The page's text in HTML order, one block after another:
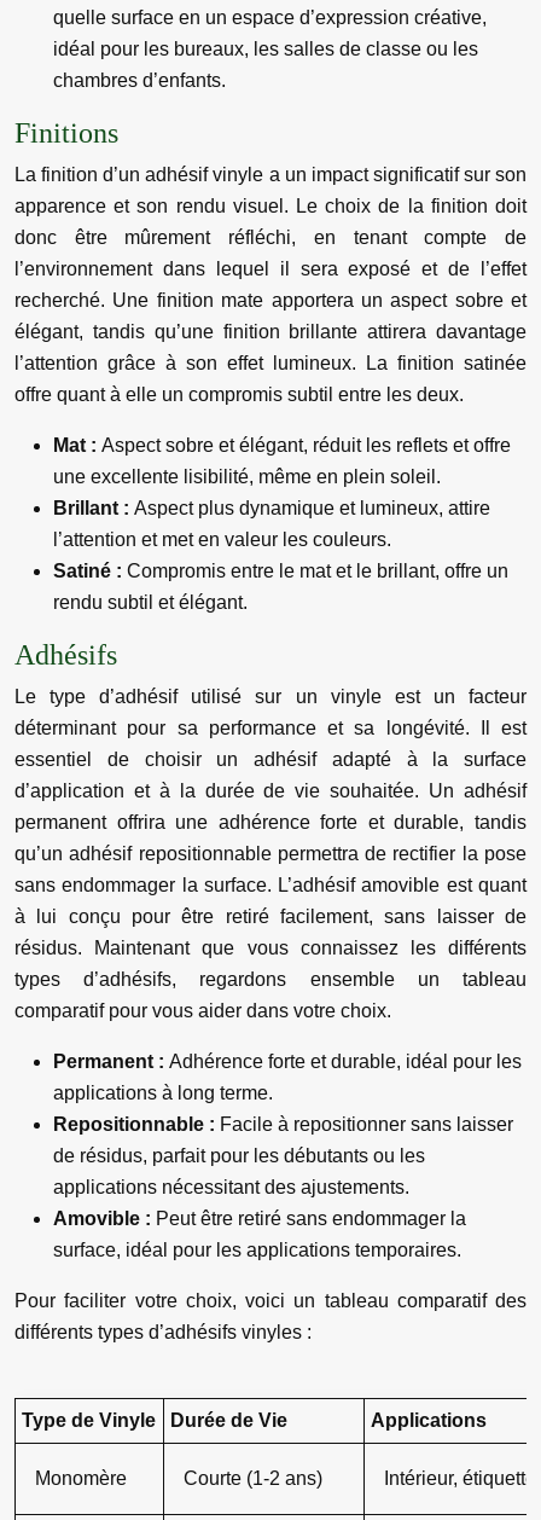
quelle surface en un espace d’expression créative,
idéal pour les bureaux, les salles de classe ou les
chambres d’enfants.
Finitions
La finition d’un adhésif vinyle a un impact significatif sur son
apparence et son rendu visuel. Le choix de la finition doit
donc être mûrement réfléchi, en tenant compte de
l’environnement dans lequel il sera exposé et de l’effet
recherché. Une finition mate apportera un aspect sobre et
élégant, tandis qu’une finition brillante attirera davantage
l’attention grâce à son effet lumineux. La finition satinée
offre quant à elle un compromis subtil entre les deux.
Mat : Aspect sobre et élégant, réduit les reflets et offre
une excellente lisibilité, même en plein soleil.
Brillant : Aspect plus dynamique et lumineux, attire
l’attention et met en valeur les couleurs.
Satiné : Compromis entre le mat et le brillant, offre un
rendu subtil et élégant.
Adhésifs
Le type d’adhésif utilisé sur un vinyle est un facteur
déterminant pour sa performance et sa longévité. Il est
essentiel de choisir un adhésif adapté à la surface
d’application et à la durée de vie souhaitée. Un adhésif
permanent offrira une adhérence forte et durable, tandis
qu’un adhésif repositionnable permettra de rectifier la pose
sans endommager la surface. L’adhésif amovible est quant
à lui conçu pour être retiré facilement, sans laisser de
résidus. Maintenant que vous connaissez les différents
types d’adhésifs, regardons ensemble un tableau
comparatif pour vous aider dans votre choix.
Permanent : Adhérence forte et durable, idéal pour les
applications à long terme.
Repositionnable : Facile à repositionner sans laisser
de résidus, parfait pour les débutants ou les
applications nécessitant des ajustements.
Amovible : Peut être retiré sans endommager la
surface, idéal pour les applications temporaires.
Pour faciliter votre choix, voici un tableau comparatif des
différents types d’adhésifs vinyles :
Type de Vinyle Durée de Vie Applications
Monomère Courte (1-2 ans) Intérieur,